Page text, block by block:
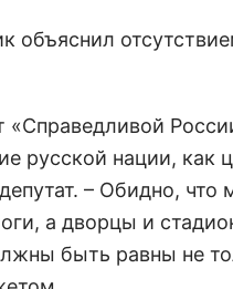
объяснил
«Справедливой
русской нации, как
– Обидно, что
а дворцы и
быть равны не